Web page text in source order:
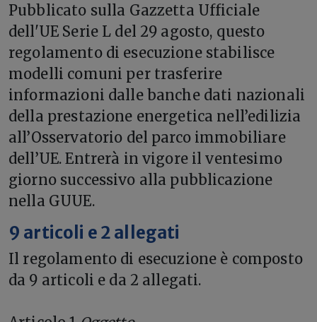
Pubblicato sulla Gazzetta Ufficiale
dell'UE Serie L del 29 agosto, questo
regolamento di esecuzione stabilisce
modelli comuni per trasferire
informazioni dalle banche dati nazionali
della prestazione energetica nell’edilizia
all’Osservatorio del parco immobiliare
dell’UE. Entrerà in vigore il ventesimo
giorno successivo alla pubblicazione
nella GUUE.
9 articoli e 2 allegati
Il regolamento di esecuzione è composto
da 9 articoli e da 2 allegati.